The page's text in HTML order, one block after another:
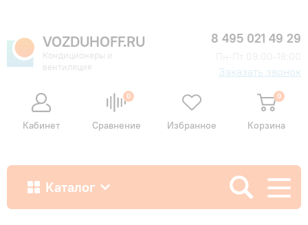
VOZDUHOFF.RU
Кондиционеры и
вентиляция
8 495 021 49 29
Заказать звонок
Кабинет
0
Сравнение Избранное
0
Корзина
Каталог